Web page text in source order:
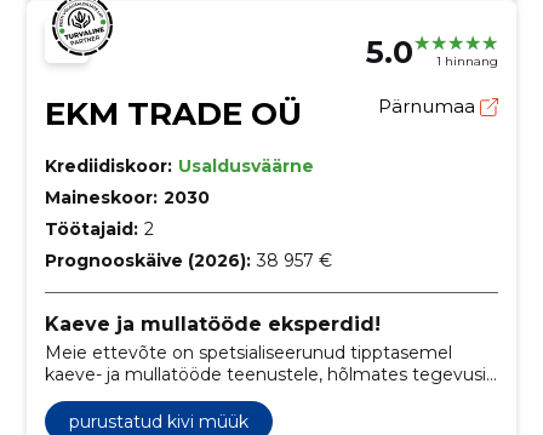
5.0 1 hinnang
EKM TRADE OÜ Pärnumaa
Krediidiskoor: Usaldusväärne
Maineskoor: 2030
Töötajaid: 2
Prognooskäive (2026): 38 957 €
Kaeve ja mullatööde eksperdid!
Meie ettevõte on spetsialiseerunud tipptasemel
kaeve- ja mullatööde teenustele, hõlmates tegevusi
ka liivakarjäärides. Oleme pühendunud kvaliteetsele ja
professionaalsele teenindusele igas projektis!
purustatud kivi müük